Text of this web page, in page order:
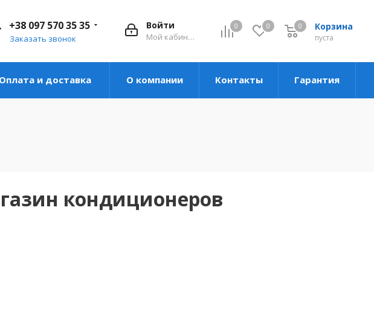
0 0 Корзина
пуста
0
Войти
Мой кабинет
+38 097 570 35 35
Заказать звонок
Оплата и доставка О компании Контакты Гарантия
кондиционеров